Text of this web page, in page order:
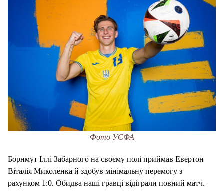
Фото УЄФА
Борнмут Іллі Забарного на своєму полі приймав Евертон
Віталія Миколенка й здобув мінімальну перемогу з
рахунком 1:0. Обидва наші гравці відіграли повний матч.